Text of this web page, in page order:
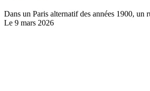
Dans un Paris alternatif des années 1900, un
Le 9 mars 2026